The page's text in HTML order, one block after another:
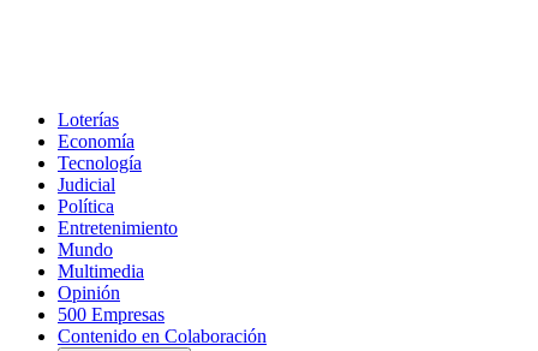
Loterías
Economía
Tecnología
Judicial
Política
Entretenimiento
Mundo
Multimedia
Opinión
500 Empresas
Contenido en Colaboración